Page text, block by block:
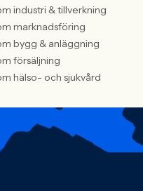
industri & tillverkning
marknadsföring
bygg & anläggning
försäljning
hälso- och sjukvård